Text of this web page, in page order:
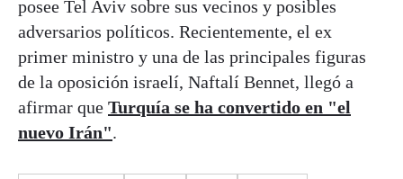
posee Tel Aviv sobre sus vecinos y posibles
adversarios políticos. Recientemente, el ex
primer ministro y una de las principales figuras
de la oposición israelí, Naftalí Bennet, llegó a
afirmar que Turquía se ha convertido en "el
nuevo Irán".